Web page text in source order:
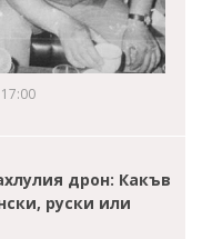
дрон: Какъв
руски или